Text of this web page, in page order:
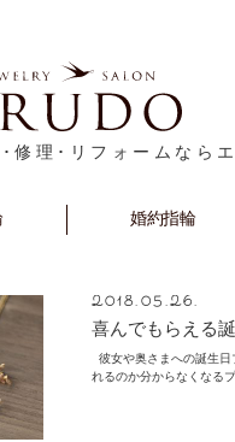
修理･リフォームなら
婚約指輪
Engagement
2018.05.26.
喜んでもらえる
彼女や奥さまへの誕生日
れるのか分からなくなる